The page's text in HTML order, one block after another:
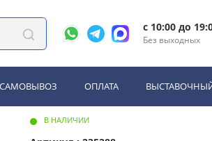
c 10:00 до
Без выходных
САМОВЫВОЗ ОПЛАТА
Тумба под раковину Ravak SD 10° 550 L серая
550 L серая
В НАЛИЧИИ